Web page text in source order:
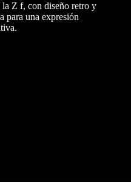
Z f, con diseño retro y
para una expresión